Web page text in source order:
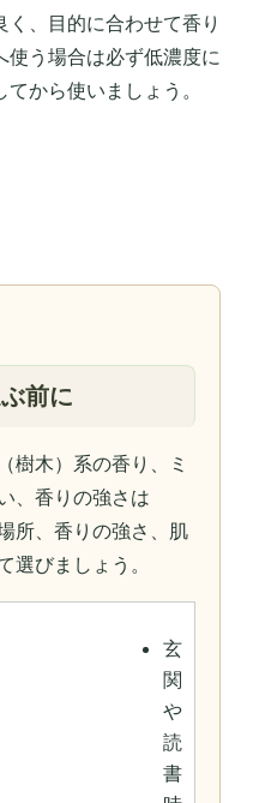
、目的に合わせて香り
使う場合は必ず低濃度に
から使いましょう。
前に
樹木）系の香り、ミ
、香りの強さは
所、香りの強さ、肌
選びましょう。
玄
関
や
読
書